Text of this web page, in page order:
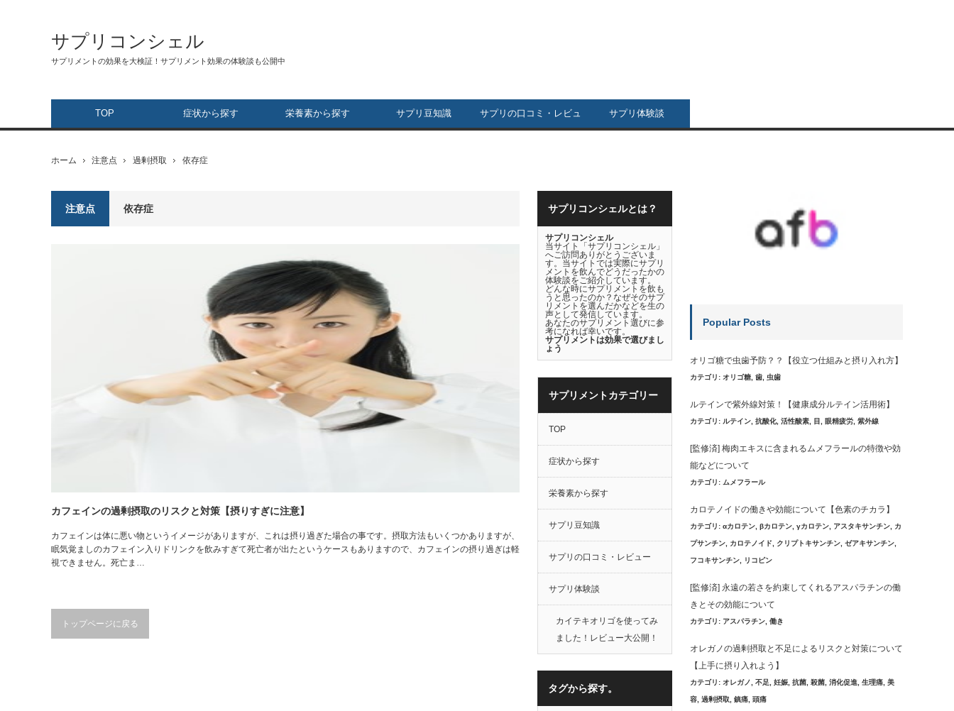
サプリコンシェル
サプリメントの効果を大検証！サプリメント効果の体験談も公開中
TOP 症状から探す 栄養素から探す サプリ豆知識 サプリの口コミ・レビュ サプリ体験談
ホーム 注意点 過剰摂取 依存症
注意点 依存症
カフェインの過剰摂取のリスクと対策【摂りすぎに注意】
カフェインは体に悪い物というイメージがありますが、これは摂り過ぎた場合の事です。摂取方法もいくつかありますが、
眠気覚ましのカフェイン入りドリンクを飲みすぎて死亡者が出たというケースもありますので、カフェインの摂り過ぎは軽
視できません。死亡ま…
トップページに戻る
サプリコンシェルとは？
サプリコンシェル
当サイト「サプリコンシェル」
へご訪問ありがとうございま
す。当サイトでは実際にサプリ
メントを飲んでどうだったかの
体験談をご紹介しています。
どんな時にサプリメントを飲も
うと思ったのか？なぜそのサプ
リメントを選んだかなどを生の
声として発信しています。
あなたのサプリメント選びに参
考になれば幸いです。
サプリメントは効果で選びまし
ょう
サプリメントカテゴリー
TOP
症状から探す
栄養素から探す
サプリ豆知識
サプリの口コミ・レビュー
サプリ体験談
カイテキオリゴを使ってみ
ました！レビュー大公開！
タグから探す。
Popular Posts
オリゴ糖で虫歯予防？？【役立つ仕組みと摂り入れ方】
カテゴリ: オリゴ糖 歯 虫歯
ルテインで紫外線対策！【健康成分ルテイン活用術】
カテゴリ: ルテイン 抗酸化, 活性酸素 目 眼精疲労 紫外線
[監修済] 梅肉エキスに含まれるムメフラールの特徴や効
能などについて
カテゴリ: ムメフラール
カロテノイドの働きや効能について【色素のチカラ】
カテゴリ: αカロテン βカロテン γカロテン アスタキサンチン カ
プサンチン カロテノイド クリプトキサンチン ゼアキサンチン
フコキサンチン リコピン
[監修済] 永遠の若さを約束してくれるアスパラチンの働
きとその効能について
カテゴリ: アスパラチン 働き
オレガノの過剰摂取と不足によるリスクと対策について
【上手に摂り入れよう】
カテゴリ: オレガノ 不足 妊娠 抗菌 殺菌 消化促進 生理痛 美
容 過剰摂取 鎮痛 頭痛